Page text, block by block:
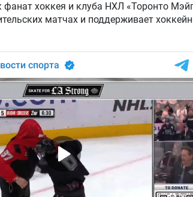
фанат хоккея и клуба НХЛ «Торонто
матчах и поддерживает